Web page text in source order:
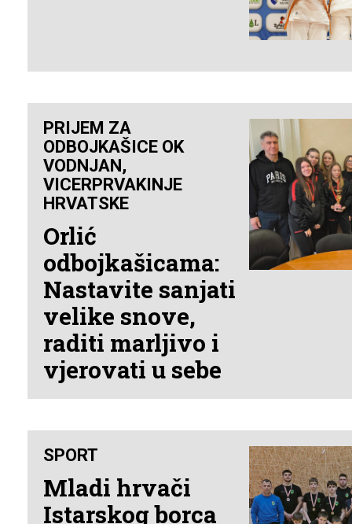
PRIJEM ZA
ODBOJKAŠICE OK
VODNJAN,
VICERPRVAKINJE
HRVATSKE
Orlić
odbojkašicama:
Nastavite sanjati
velike snove,
raditi marljivo i
vjerovati u sebe
SPORT
Mladi hrvači
Istarskog borca